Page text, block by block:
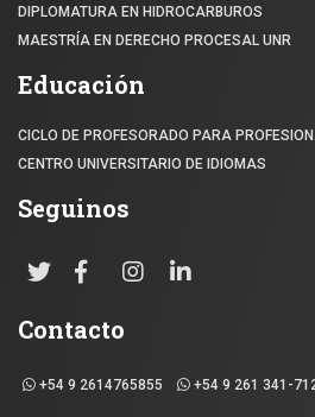
DIPLOMATURA EN HIDROCARBUROS
MAESTRÍA EN DERECHO PROCESAL UNR
Educación
CICLO DE PROFESORADO PARA
CENTRO UNIVERSITARIO DE IDIOMAS
Seguinos
Contacto
+54 9 2614765855 +54 9 261 341-